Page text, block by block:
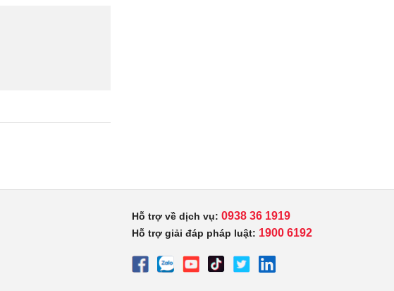
Hỗ trợ về dịch vụ: 0938 36 1919
Hỗ trợ giải đáp pháp luật: 1900 6192